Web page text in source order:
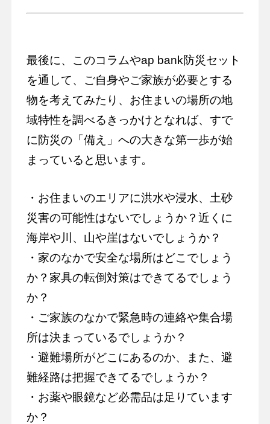
最後に、このコラムやap bank防災セット
を通して、ご自身やご家族が必要とする
物を考えてみたり、お住まいの場所の地
域特性を調べるきっかけとなれば、すで
に防災の「備え」への大きな第一歩が始
まっていると思います。
・お住まいのエリアに洪水や浸水、土砂
災害の可能性はないでしょうか？近くに
海岸や川、山や崖はないでしょうか？
・家のなかで安全な場所はどこでしょう
か？家具の転倒対策はできてるでしょう
か？
・ご家族のなかで緊急時の連絡や集合場
所は決まっているでしょうか？
・避難場所がどこにあるのか、また、避
難経路は把握できてるでしょうか？
・お薬や眼鏡など必需品は足りています
か？